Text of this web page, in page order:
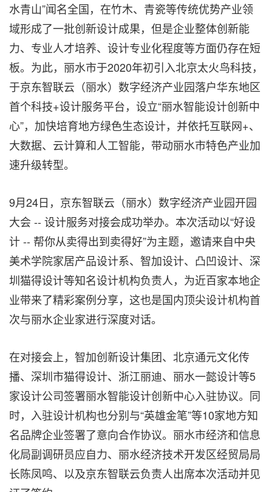
水青山”闻名全国，在竹木、青瓷等传统优势产业领
域形成了一批创新设计成果，但是企业整体创新能
力、专业人才培养、设计专业化程度等方面仍存在短
板。为此，丽水市于2020年初引入北京太火鸟科技，
于京东智联云（丽水）数字经济产业园落户华东地区
首个科技+设计服务平台，设立“丽水智能设计创新中
心”，加快培育地方绿色生态设计，并依托互联网+、
大数据、云计算和人工智能，带动丽水市特色产业加
速升级转型。
9月24日，京东智联云（丽水）数字经济产业园开园
大会 -- 设计服务对接会成功举办。本次活动以“好设
计 -- 帮你从卖得出到卖得好”为主题，邀请来自中央
美术学院家居产品设计系、智加设计、凸凹设计、深
圳猫得设计等知名设计机构负责人，为近百家本地企
业带来了精彩案例分享，这也是国内顶尖设计机构首
次与丽水企业家进行深度对话。
在对接会上，智加创新设计集团、北京通元文化传
播、深圳市猫得设计、浙江丽迪、丽水一懿设计等5
家设计公司签署丽水智能设计创新中心入驻协议。同
时，入驻设计机构也分别与“英雄金笔”等10家地方知
名品牌企业签署了意向合作协议。丽水市经济和信息
化局副调研员应自力、丽水经济技术开发区经贸局局
长陈凤鸣、以及京东智联云负责人出席本次活动并见